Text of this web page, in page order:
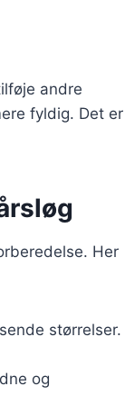
andre
fyldig. Det er
Her
størrelser.
og